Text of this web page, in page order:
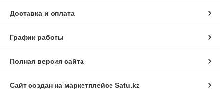
Доставка и оплата
График работы
Полная версия сайта
Сайт создан на маркетплейсе Satu.kz